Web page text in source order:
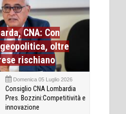
CNA: Con
oltre
rischiano
Domenica 05 Luglio 2026
Consiglio CNA Lombardia
Pres. Bozzini:Competitività e
innovazione